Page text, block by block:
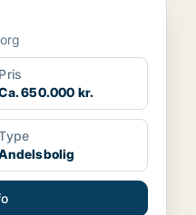
Pris
650.000 kr.